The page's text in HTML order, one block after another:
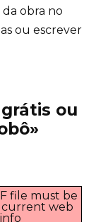
obra no
ou escrever
ou
file must be
current web